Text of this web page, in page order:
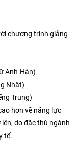
chương trình giảng
Anh-Hàn)
Nhật)
Trung)
hơn về năng lực
do đặc thù ngành
tế.